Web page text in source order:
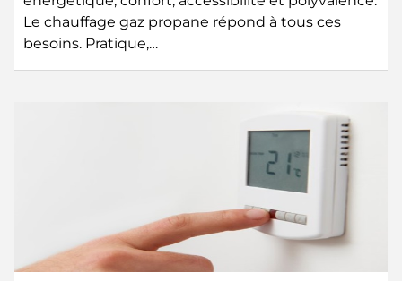
Le chauffage gaz propane répond à tous ces
besoins. Pratique,…